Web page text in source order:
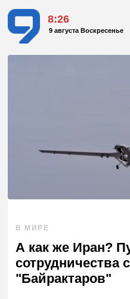
8:26
9 августа Воскресенье
В МИРЕ
А как же Иран?
сотрудничества
"Байрактаров"